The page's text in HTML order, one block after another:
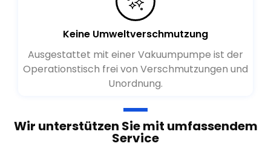
Keine Umweltverschmutzung
Ausgestattet mit einer Vakuumpumpe ist der
Operationstisch frei von Verschmutzungen und
Unordnung.
Wir unterstützen Sie mit umfassendem
Service